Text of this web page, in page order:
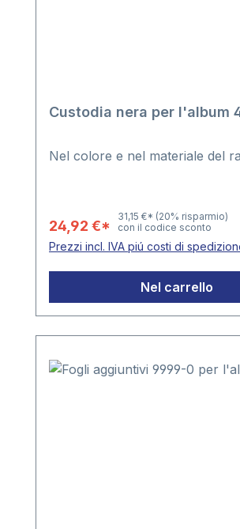
Custodia nera per l'album
Nel colore e nel materiale del
24,92 €*
31,15 €* (20% risparmio)
con il codice sconto
Prezzi incl. IVA piú costi di
Nel carrello